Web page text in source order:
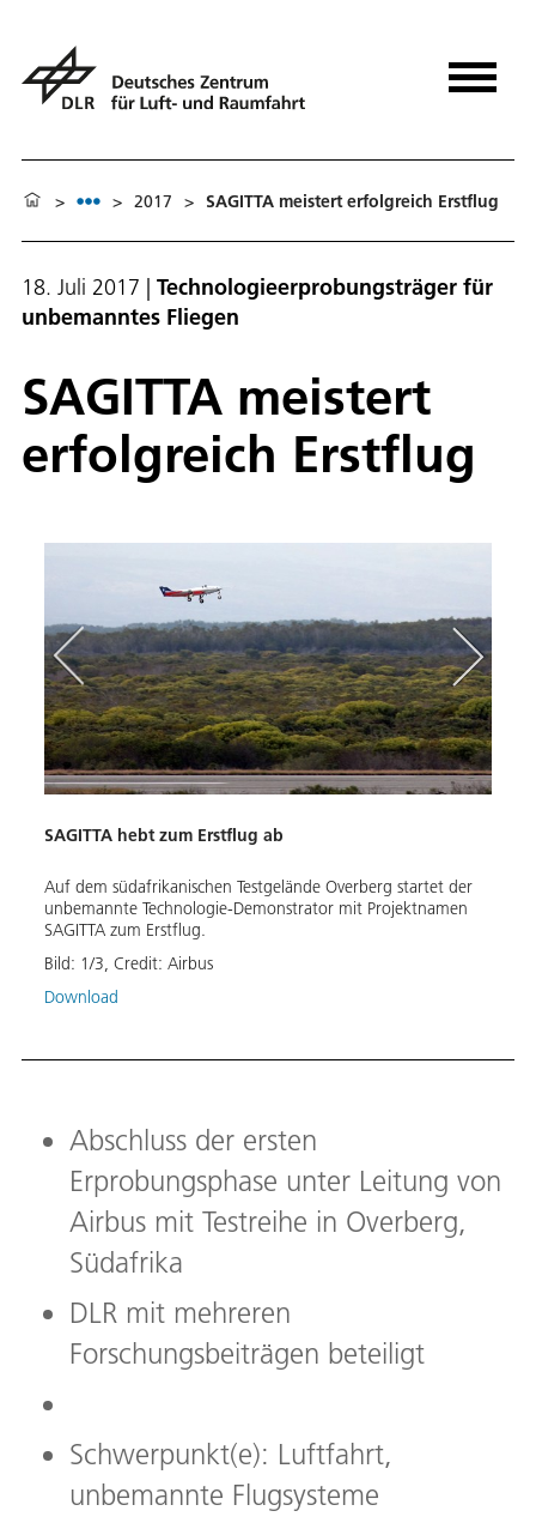
> > 2017 > SAGITTA meistert erfolgreich Erstflug
18. Juli 2017 | Technologieerprobungsträger für
unbemanntes Fliegen
SAGITTA meistert
erfolgreich Erstflug
SAGITTA hebt zum Erstflug ab
Auf dem südafrikanischen Testgelände Overberg startet der
unbemannte Technologie-Demonstrator mit Projektnamen
SAGITTA zum Erstflug.
Bild: 1/3, Credit: Airbus
Download
Abschluss der ersten
Erprobungsphase unter Leitung von
Airbus mit Testreihe in Overberg,
Südafrika
DLR mit mehreren
Forschungsbeiträgen beteiligt
Schwerpunkt(e): Luftfahrt,
unbemannte Flugsysteme